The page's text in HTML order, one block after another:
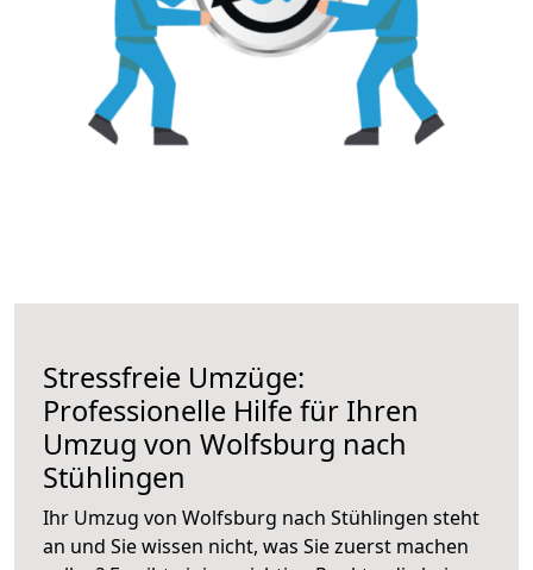
Stressfreie Umzüge:
Professionelle Hilfe für Ihren
Umzug von Wolfsburg nach
Stühlingen
Ihr Umzug von Wolfsburg nach Stühlingen steht
an und Sie wissen nicht, was Sie zuerst machen